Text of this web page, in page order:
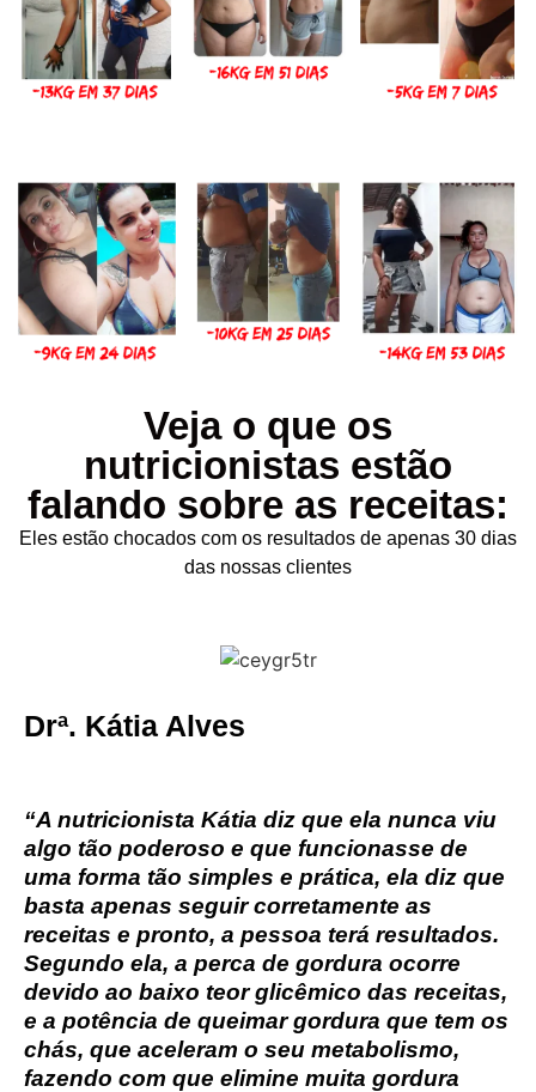
Veja o que os
nutricionistas estão
falando sobre as receitas:
Eles estão chocados com os resultados de apenas 30 dias
das nossas clientes
Drª. Kátia Alves
“A nutricionista Kátia diz que ela nunca viu
algo tão poderoso e que funcionasse de
uma forma tão simples e prática, ela diz que
basta apenas seguir corretamente as
receitas e pronto, a pessoa terá resultados.
Segundo ela, a perca de gordura ocorre
devido ao baixo teor glicêmico das receitas,
e a potência de queimar gordura que tem os
chás, que aceleram o seu metabolismo,
fazendo com que elimine muita gordura